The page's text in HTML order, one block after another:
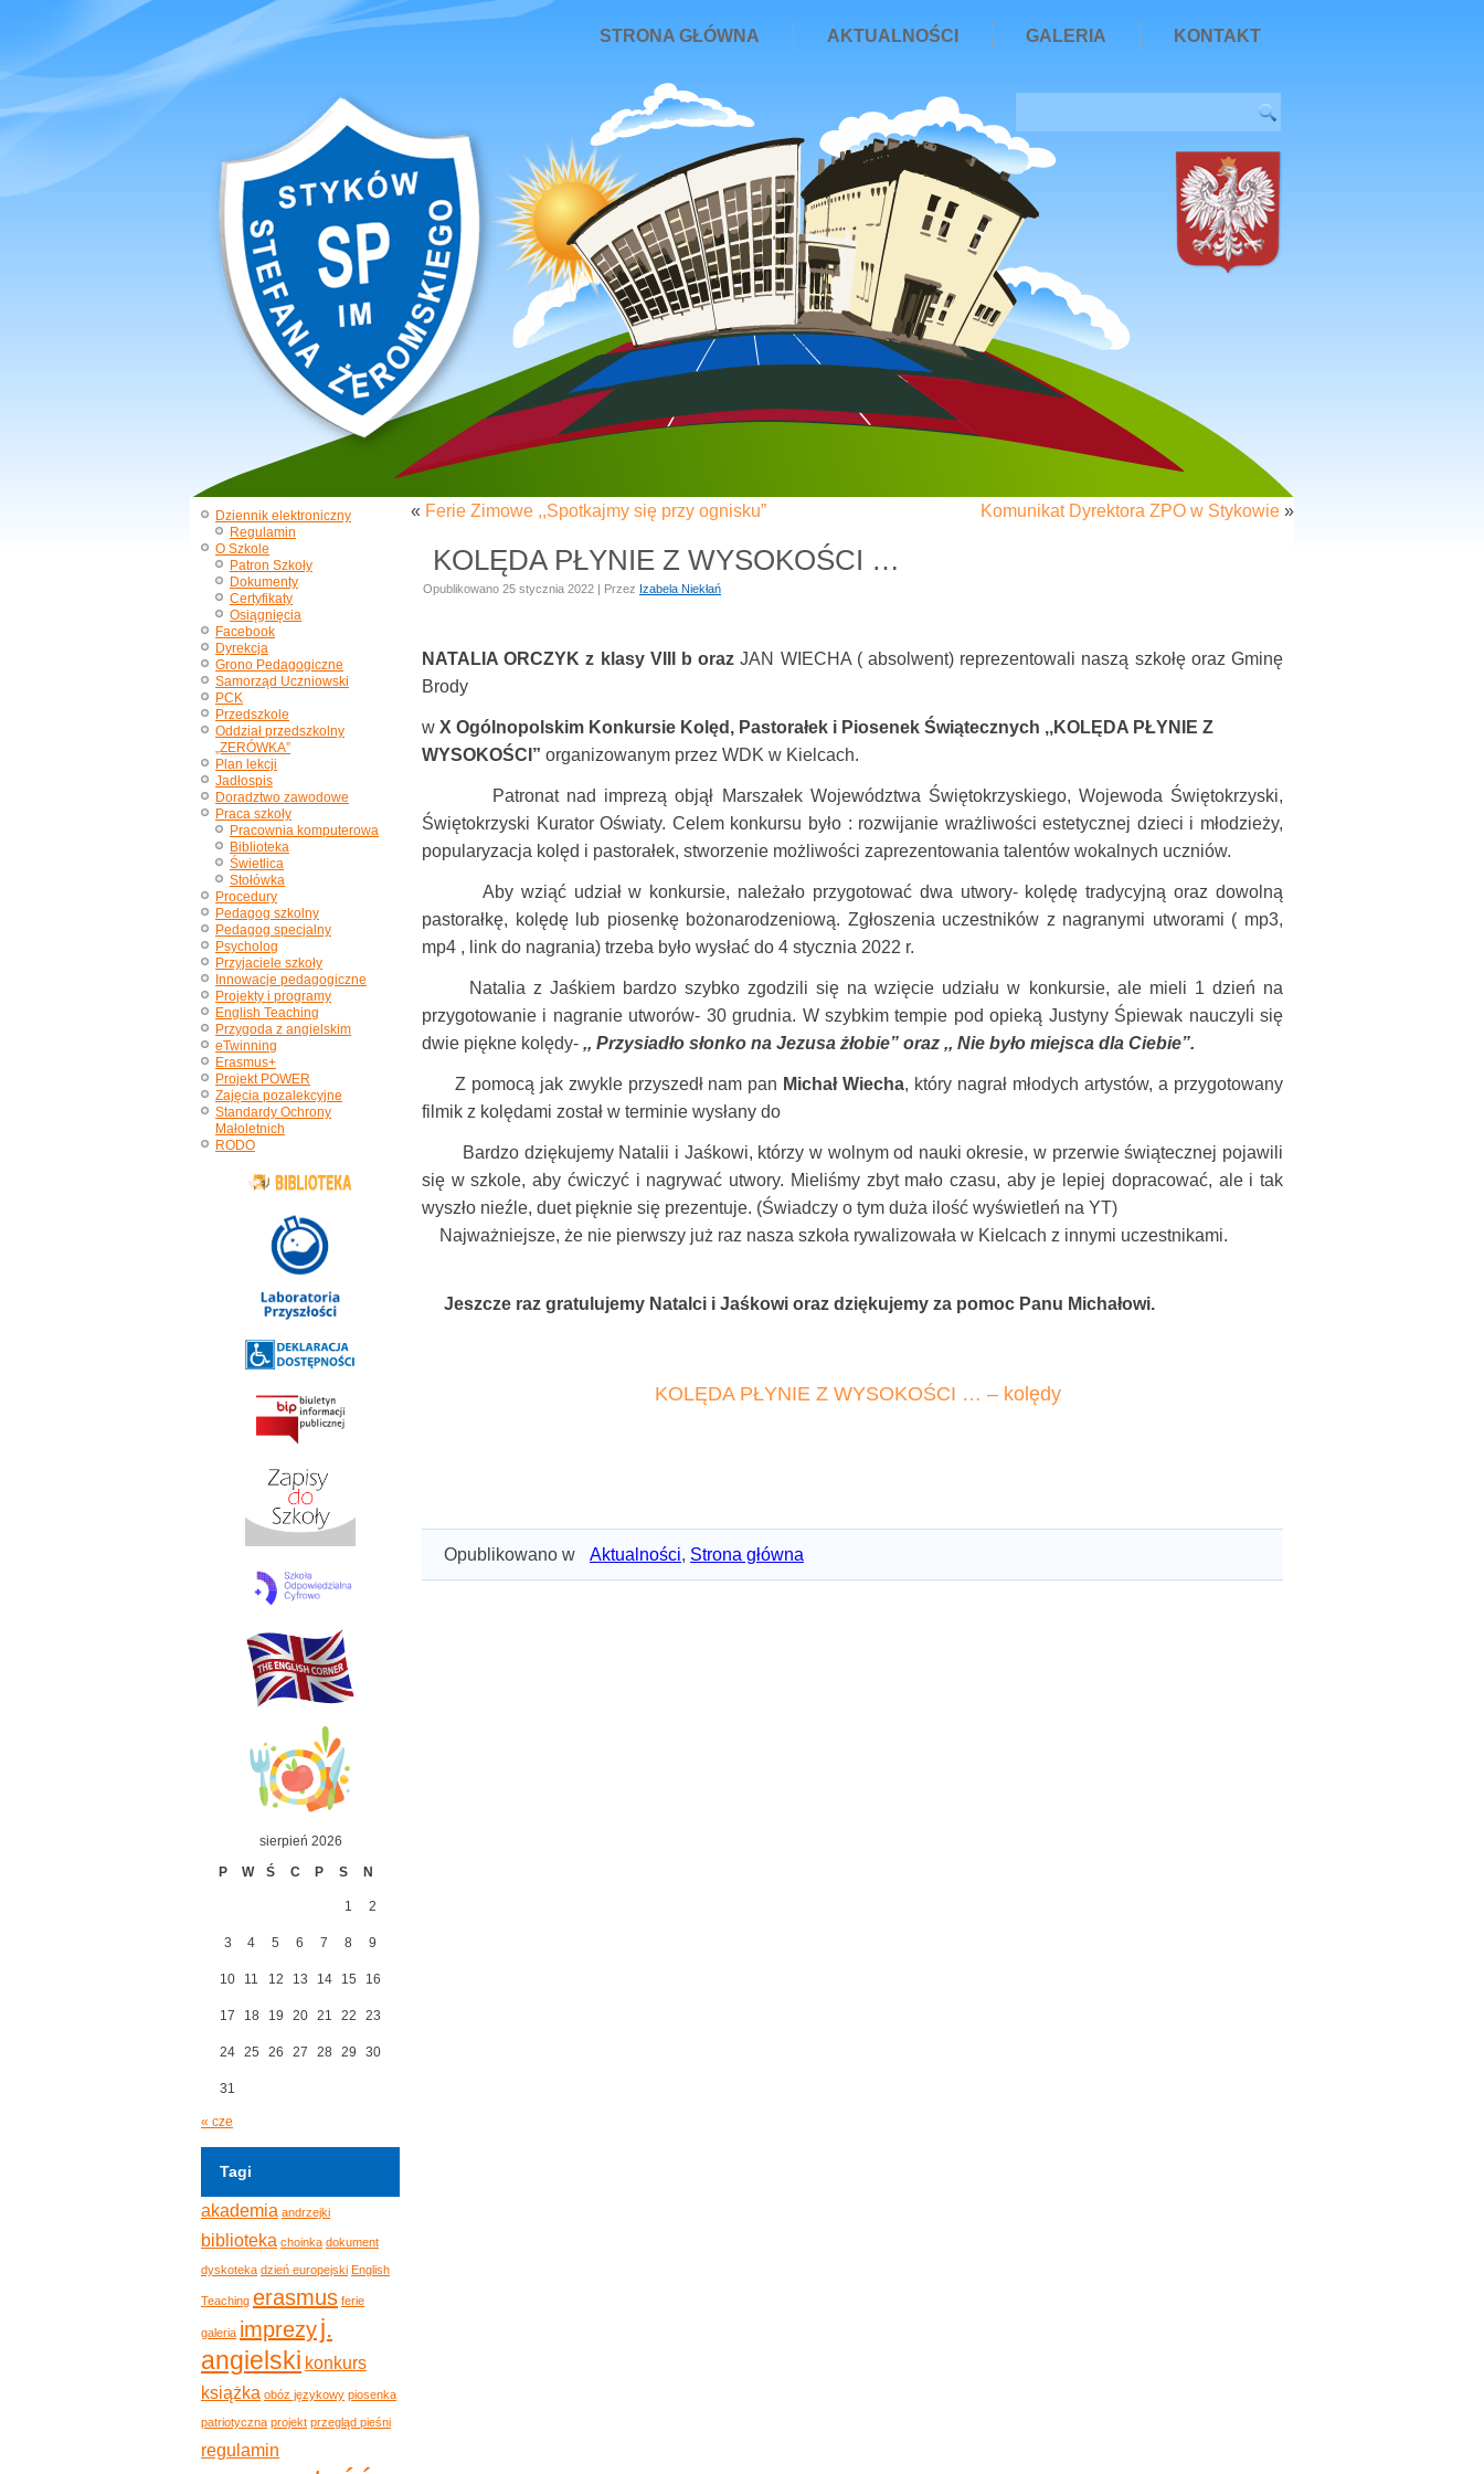
STRONA GŁÓWNA AKTUALNOŚCI GALERIA KONTAKT
Dziennik elektroniczny
Regulamin
O Szkole
Patron Szkoły
Dokumenty
Certyfikaty
Osiągnięcia
Facebook
Dyrekcja
Grono Pedagogiczne
Samorząd Uczniowski
PCK
Przedszkole
Oddział przedszkolny
„ZERÓWKA”
Plan lekcji
Jadłospis
Doradztwo zawodowe
Praca szkoły
Pracownia komputerowa
Biblioteka
Świetlica
Stołówka
Procedury
Pedagog szkolny
Pedagog specjalny
Psycholog
Przyjaciele szkoły
Innowacje pedagogiczne
Projekty i programy
English Teaching
Przygoda z angielskim
eTwinning
Erasmus+
Projekt POWER
Zajęcia pozalekcyjne
Standardy Ochrony
Małoletnich
RODO
sierpień 2026
P
W Ś C P S N
1 2
3 4 5 6 7 8 9
10 11 12 13 14 15 16
17 18 19 20 21 22 23
24 25 26 27 28 29 30
31
« cze
Tagi
akademia andrzejki
biblioteka choinka dokument
dyskoteka dzień europejski English
Teaching erasmus ferie
galeria imprezyj.
angielski konkurs
książka obóz językowy piosenka
patriotyczna projekt przegląd pieśni
regulamin
« Ferie Zimowe ,,Spotkajmy się przy ognisku” Komunikat Dyrektora ZPO w Stykowie »
KOLĘDA PŁYNIE Z WYSOKOŚCI …
Opublikowano 25 stycznia 2022 | Przez Izabela Niekłań
NATALIA ORCZYK z klasy VIII b oraz JAN WIECHA ( absolwent) reprezentowali naszą szkołę oraz Gminę
Brody
w X Ogólnopolskim Konkursie Kolęd, Pastorałek i Piosenek Świątecznych ,,KOLĘDA PŁYNIE Z
WYSOKOŚCI” organizowanym przez WDK w Kielcach.
Patronat nad imprezą objął Marszałek Województwa Świętokrzyskiego, Wojewoda Świętokrzyski,
Świętokrzyski Kurator Oświaty. Celem konkursu było : rozwijanie wrażliwości estetycznej dzieci i młodzieży,
popularyzacja kolęd i pastorałek, stworzenie możliwości zaprezentowania talentów wokalnych uczniów.
Aby wziąć udział w konkursie, należało przygotować dwa utwory- kolędę tradycyjną oraz dowolną
pastorałkę, kolędę lub piosenkę bożonarodzeniową. Zgłoszenia uczestników z nagranymi utworami ( mp3,
mp4 , link do nagrania) trzeba było wysłać do 4 stycznia 2022 r.
Natalia z Jaśkiem bardzo szybko zgodzili się na wzięcie udziału w konkursie, ale mieli 1 dzień na
przygotowanie i nagranie utworów- 30 grudnia. W szybkim tempie pod opieką Justyny Śpiewak nauczyli się
dwie piękne kolędy- ,, Przysiadło słonko na Jezusa żłobie” oraz ,, Nie było miejsca dla Ciebie”.
Z pomocą jak zwykle przyszedł nam pan Michał Wiecha, który nagrał młodych artystów, a przygotowany
filmik z kolędami został w terminie wysłany do
Bardzo dziękujemy Natalii i Jaśkowi, którzy w wolnym od nauki okresie, w przerwie świątecznej pojawili
się w szkole, aby ćwiczyć i nagrywać utwory. Mieliśmy zbyt mało czasu, aby je lepiej dopracować, ale i tak
wyszło nieźle, duet pięknie się prezentuje. (Świadczy o tym duża ilość wyświetleń na YT)
Najważniejsze, że nie pierwszy już raz nasza szkoła rywalizowała w Kielcach z innymi uczestnikami.
Jeszcze raz gratulujemy Natalci i Jaśkowi oraz dziękujemy za pomoc Panu Michałowi.
KOLĘDA PŁYNIE Z WYSOKOŚCI … – kolędy
Opublikowano w Aktualności, Strona główna